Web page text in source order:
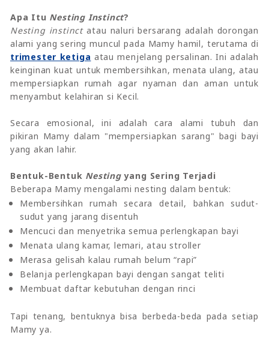
Apa Itu Nesting Instinct?
Nesting instinctatau naluri bersarang adalah dorongan
alami yang sering muncul pada Mamy hamil, terutama di
trimester ketiga atau menjelang persalinan. Ini adalah
keinginan kuat untuk membersihkan, menata ulang, atau
mempersiapkan rumah agar nyaman dan aman untuk
menyambut kelahiran si Kecil.
Secara emosional, ini adalah cara alami tubuh dan
pikiran Mamy dalam "mempersiapkan sarang" bagi bayi
yang akan lahir.
Bentuk-Bentuk Nestingyang Sering Terjadi
Beberapa Mamy mengalami nesting dalam bentuk:
Membersihkan rumah secara detail, bahkan sudut-
sudut yang jarang disentuh
Mencuci dan menyetrika semua perlengkapan bayi
Menata ulang kamar, lemari, atau stroller
Merasa gelisah kalau rumah belum “rapi”
Belanja perlengkapan bayi dengan sangat teliti
Membuat daftar kebutuhan dengan rinci
Tapi tenang, bentuknya bisa berbeda-beda pada setiap
Mamy ya.